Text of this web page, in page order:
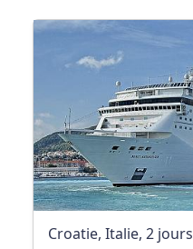
Croatie, Italie, 2 jours